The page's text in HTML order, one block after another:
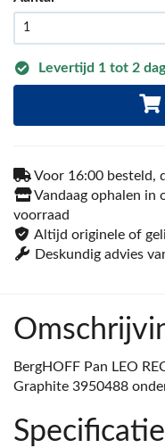
Levertijd 1 tot 2
Voor 16:00 besteld,
Vandaag ophalen in
voorraad
Altijd originele of
Deskundig advies
BergHOFF Pan LEO
Graphite 3950488